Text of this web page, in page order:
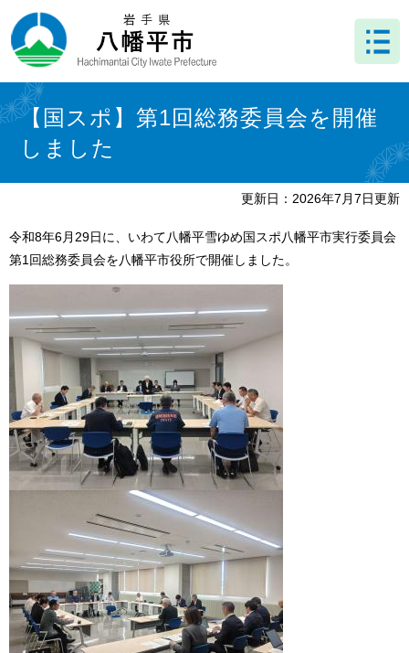
ー
ジ
先
頭
で
ニ
ュ
を
飛
ば
本
文 【国スポ】第1回総務委員会を開催
しました
更新日：2026年7月7日更新
令和8年6月29日に、いわて八幡平雪ゆめ国スポ八幡平市実行委員会
第1回総務委員会を八幡平市役所で開催しました。